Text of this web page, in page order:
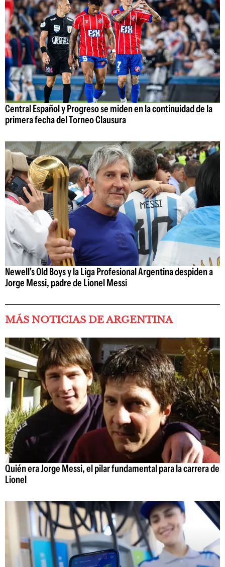
Central Español y Progreso se miden en la continuidad de la
primera fecha del Torneo Clausura
Newell's Old Boys y la Liga Profesional Argentina despiden a
Jorge Messi, padre de Lionel Messi
MÁS NOTICIAS DE ARGENTINA
Quién era Jorge Messi, el pilar fundamental para la carrera de
Lionel